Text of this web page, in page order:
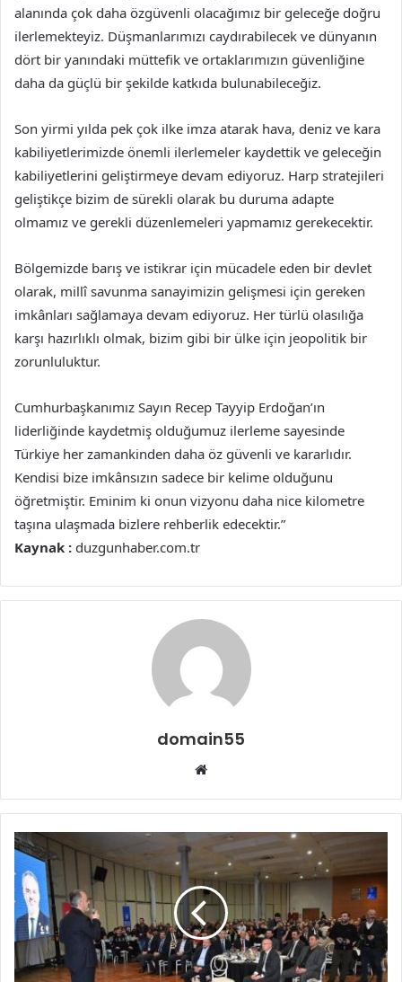
alanında çok daha özgüvenli olacağımız bir geleceğe doğru
ilerlemekteyiz. Düşmanlarımızı caydırabilecek ve dünyanın
dört bir yanındaki müttefik ve ortaklarımızın güvenliğine
daha da güçlü bir şekilde katkıda bulunabileceğiz.
Son yirmi yılda pek çok ilke imza atarak hava, deniz ve kara
kabiliyetlerimizde önemli ilerlemeler kaydettik ve geleceğin
kabiliyetlerini geliştirmeye devam ediyoruz. Harp stratejileri
geliştikçe bizim de sürekli olarak bu duruma adapte
olmamız ve gerekli düzenlemeleri yapmamız gerekecektir.
Bölgemizde barış ve istikrar için mücadele eden bir devlet
olarak, millî savunma sanayimizin gelişmesi için gereken
imkânları sağlamaya devam ediyoruz. Her türlü olasılığa
karşı hazırlıklı olmak, bizim gibi bir ülke için jeopolitik bir
zorunluluktur.
Cumhurbaşkanımız Sayın Recep Tayyip Erdoğan’ın
liderliğinde kaydetmiş olduğumuz ilerleme sayesinde
Türkiye her zamankinden daha öz güvenli ve kararlıdır.
Kendisi bize imkânsızın sadece bir kelime olduğunu
öğretmiştir. Eminim ki onun vizyonu daha nice kilometre
taşına ulaşmada bizlere rehberlik edecektir.”
Kaynak : duzgunhaber.com.tr
domain55
Web